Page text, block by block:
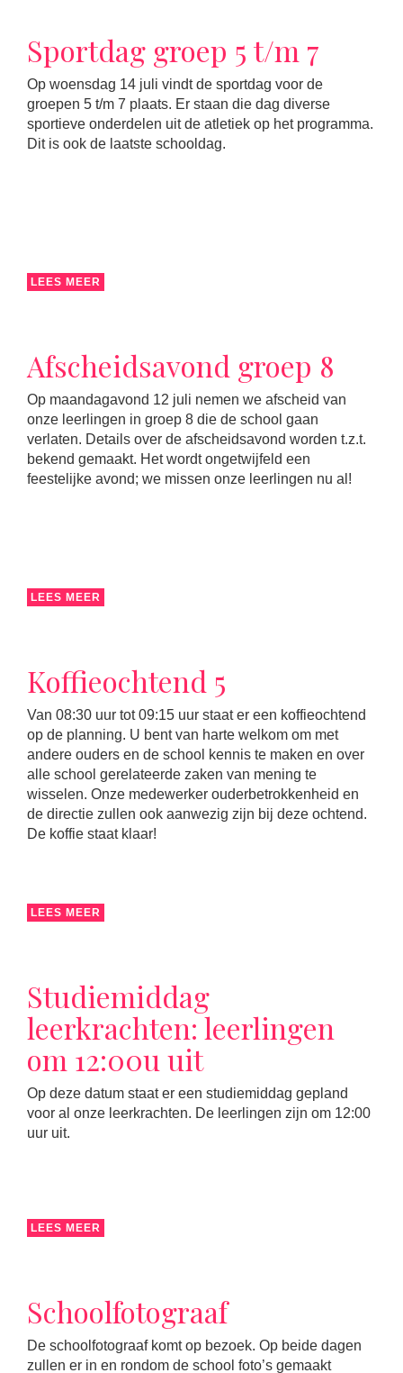
Sportdag groep 5 t/m 7
Op woensdag 14 juli vindt de sportdag voor de
groepen 5 t/m 7 plaats. Er staan die dag diverse
sportieve onderdelen uit de atletiek op het programma.
Dit is ook de laatste schooldag.
LEES MEER
Afscheidsavond groep 8
Op maandagavond 12 juli nemen we afscheid van
onze leerlingen in groep 8 die de school gaan
verlaten. Details over de afscheidsavond worden t.z.t.
bekend gemaakt. Het wordt ongetwijfeld een
feestelijke avond; we missen onze leerlingen nu al!
LEES MEER
Koffieochtend 5
Van 08:30 uur tot 09:15 uur staat er een koffieochtend
op de planning. U bent van harte welkom om met
andere ouders en de school kennis te maken en over
alle school gerelateerde zaken van mening te
wisselen. Onze medewerker ouderbetrokkenheid en
de directie zullen ook aanwezig zijn bij deze ochtend.
De koffie staat klaar!
LEES MEER
Studiemiddag
leerkrachten: leerlingen
om 12:00u uit
Op deze datum staat er een studiemiddag gepland
voor al onze leerkrachten. De leerlingen zijn om 12:00
uur uit.
LEES MEER
Schoolfotograaf
De schoolfotograaf komt op bezoek. Op beide dagen
zullen er in en rondom de school foto’s gemaakt